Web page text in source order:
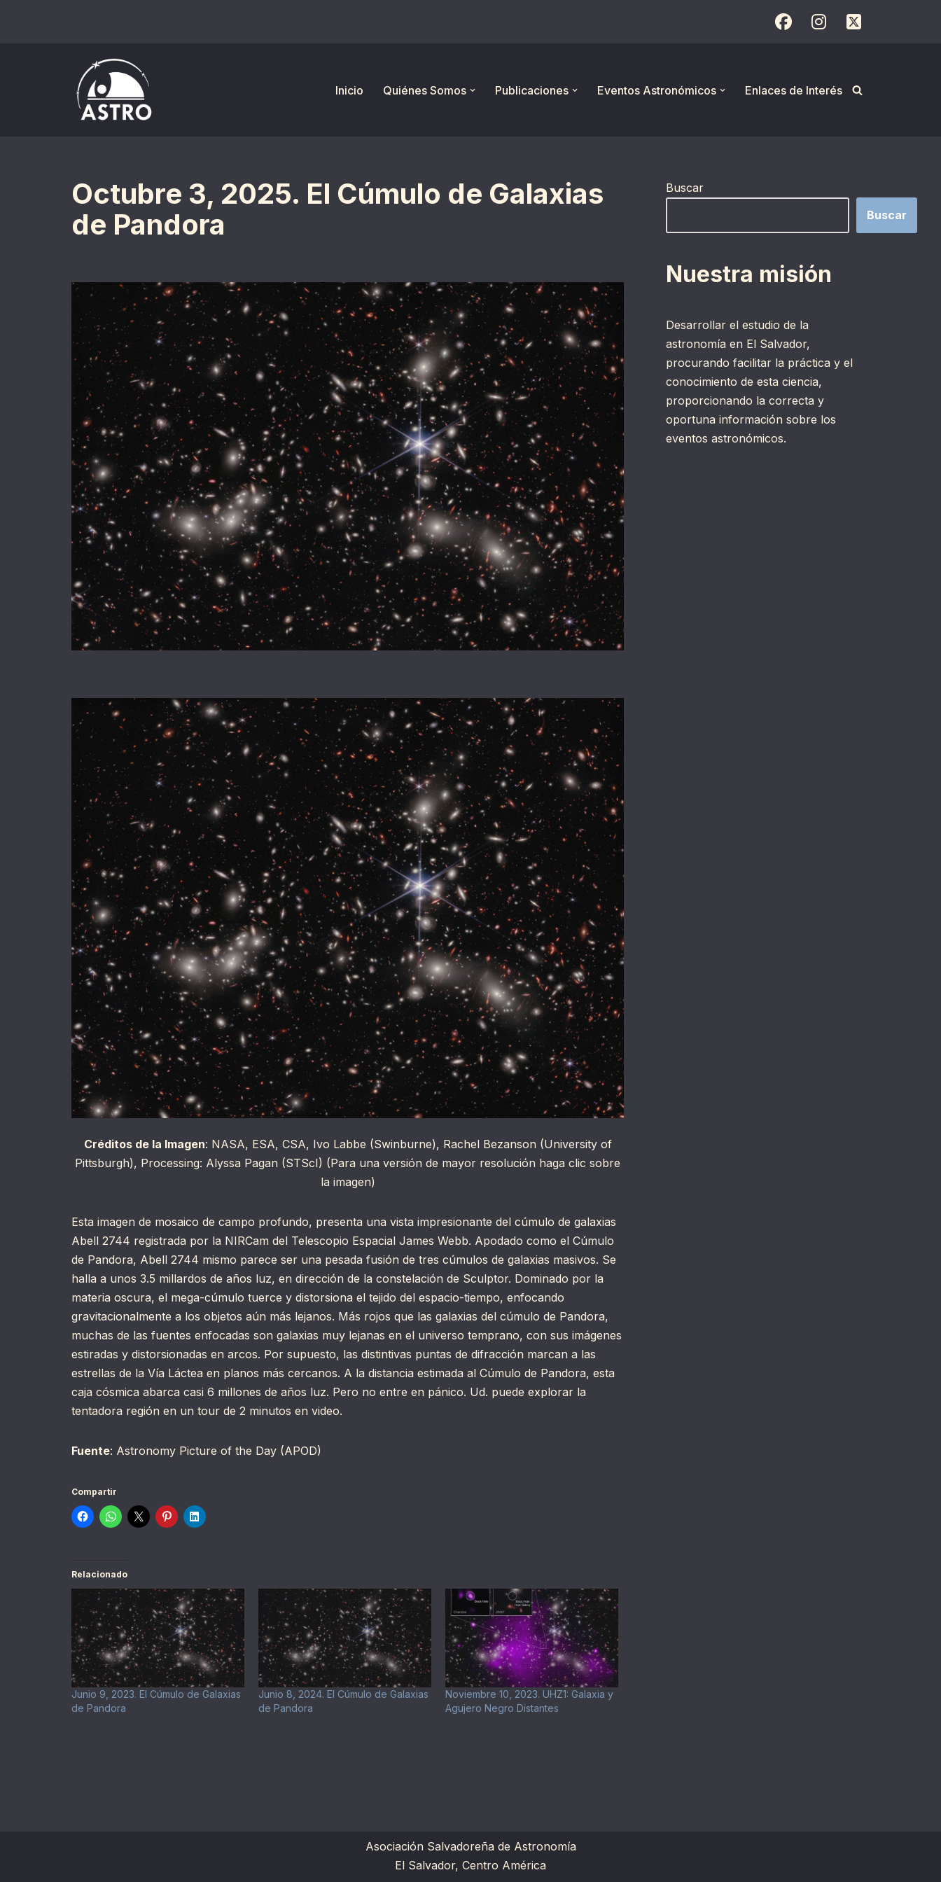
Inicio
Quiénes Somos Publicaciones Eventos Astronómicos Enlaces de Interés
Octubre 3, 2025. El Cúmulo de Galaxias
de Pandora
Créditos de la Imagen: NASA, ESA, CSA, Ivo Labbe (Swinburne), Rachel Bezanson (University of
Pittsburgh), Processing: Alyssa Pagan (STScI) (Para una versión de mayor resolución haga clic sobre
la imagen)
Esta imagen de mosaico de campo profundo, presenta una vista impresionante del cúmulo de galaxias
Abell 2744 registrada por la NIRCam del Telescopio Espacial James Webb. Apodado como el Cúmulo
de Pandora, Abell 2744 mismo parece ser una pesada fusión de tres cúmulos de galaxias masivos. Se
halla a unos 3.5 millardos de años luz, en dirección de la constelación de Sculptor. Dominado por la
materia oscura, el mega-cúmulo tuerce y distorsiona el tejido del espacio-tiempo, enfocando
gravitacionalmente a los objetos aún más lejanos. Más rojos que las galaxias del cúmulo de Pandora,
muchas de las fuentes enfocadas son galaxias muy lejanas en el universo temprano, con sus imágenes
estiradas y distorsionadas en arcos. Por supuesto, las distintivas puntas de difracción marcan a las
estrellas de la Vía Láctea en planos más cercanos. A la distancia estimada al Cúmulo de Pandora, esta
caja cósmica abarca casi 6 millones de años luz. Pero no entre en pánico. Ud. puede explorar la
tentadora región en un tour de 2 minutos en video.
Fuente: Astronomy Picture of the Day (APOD)
Compartir
Relacionado
Junio 9, 2023. El Cúmulo de Galaxias
de Pandora
Junio 8, 2024. El Cúmulo de Galaxias
de Pandora
Noviembre 10, 2023. UHZ1: Galaxia y
Agujero Negro Distantes
Buscar
Buscar
Nuestra misión
Desarrollar el estudio de la
astronomía en El Salvador,
procurando facilitar la práctica y el
conocimiento de esta ciencia,
proporcionando la correcta y
oportuna información sobre los
eventos astronómicos.
Asociación Salvadoreña de Astronomía
El Salvador, Centro América